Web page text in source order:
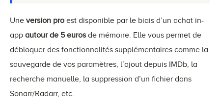
Une version pro est disponible par le biais d’un achat in-
app autour de 5 eurosde mémoire. Elle vous permet de
débloquer des fonctionnalités supplémentaires comme la
sauvegarde de vos paramètres, l’ajout depuis IMDb, la
recherche manuelle, la suppression d’un fichier dans
Sonarr/Radarr, etc.